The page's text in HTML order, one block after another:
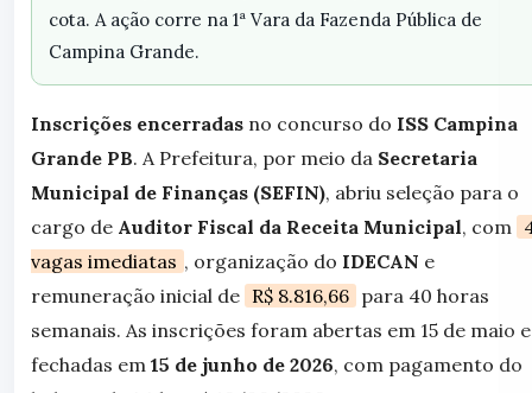
cota. A ação corre na 1ª Vara da Fazenda Pública de
Campina Grande.
Inscrições encerradas no concurso do ISS Campina
Grande PB. A Prefeitura, por meio da Secretaria
Municipal de Finanças (SEFIN), abriu seleção para o
cargo de Auditor Fiscal da Receita Municipal, com
vagas imediatas , organização do IDECAN e
remuneração inicial de R$ 8.816,66 para 40 horas
semanais. As inscrições foram abertas em 15 de maio e
fechadas em 15 de junho de 2026, com pagamento do